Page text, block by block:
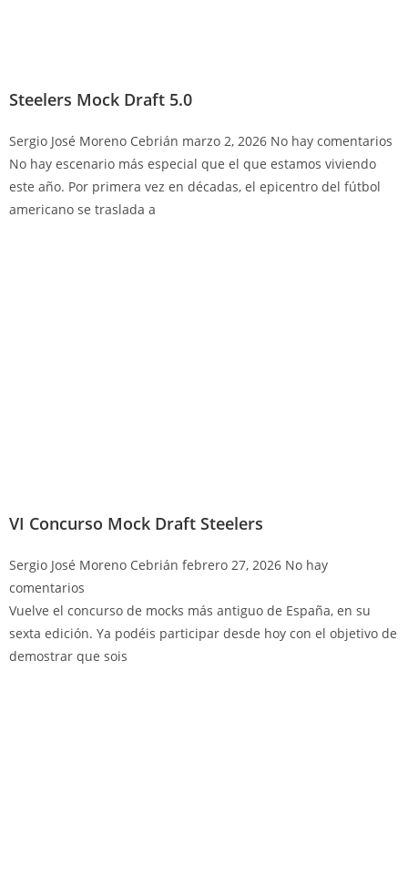
Steelers Mock Draft 5.0
Sergio José Moreno Cebrián marzo 2, 2026 No hay comentarios
No hay escenario más especial que el que estamos viviendo
este año. Por primera vez en décadas, el epicentro del fútbol
americano se traslada a
VI Concurso Mock Draft Steelers
Sergio José Moreno Cebrián febrero 27, 2026 No hay
comentarios
Vuelve el concurso de mocks más antiguo de España, en su
sexta edición. Ya podéis participar desde hoy con el objetivo de
demostrar que sois